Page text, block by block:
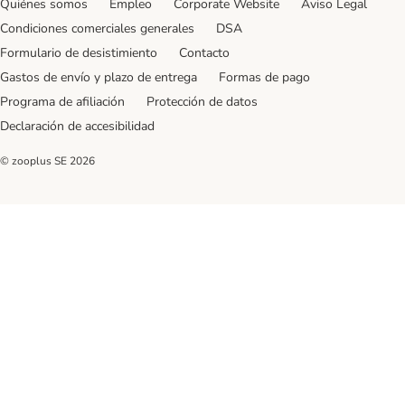
Quiénes somos Empleo Corporate Website
Aviso Legal
Condiciones comerciales generales
DSA
Formulario de desistimiento
Contacto
Gastos de envío y plazo de entrega
Formas de pago
Programa de afiliación
Protección de datos
Declaración de accesibilidad
© zooplus SE 2026